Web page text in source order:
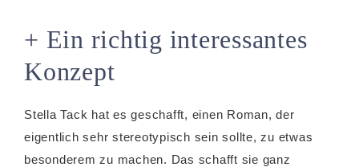
+ Ein richtig interessantes
Konzept
Stella Tack hat es geschafft, einen Roman, der
eigentlich sehr stereotypisch sein sollte, zu etwas
besonderem zu machen. Das schafft sie ganz